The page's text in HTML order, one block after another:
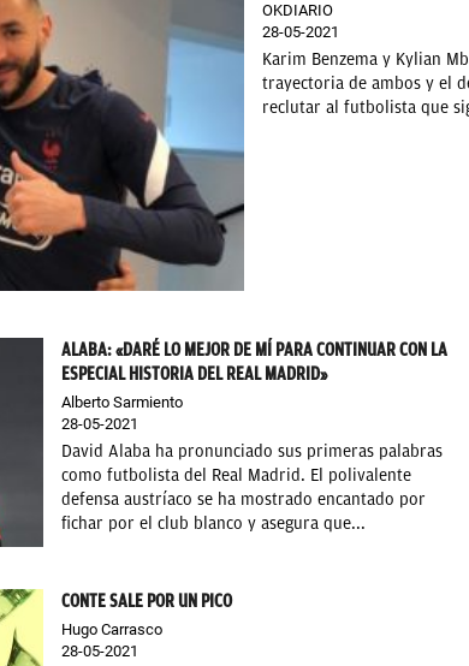
OKDIARIO
28-05-2021
Karim Benzema y Kylian
trayectoria de ambos y el
reclutar al futbolista que
ALABA: «DARÉ LO MEJOR DE MÍ PARA CONTINUAR CON LA
ESPECIAL HISTORIA DEL REAL MADRID»
Alberto Sarmiento
28-05-2021
David Alaba ha pronunciado sus primeras palabras
como futbolista del Real Madrid. El polivalente
defensa austríaco se ha mostrado encantado por
fichar por el club blanco y asegura que...
CONTE SALE POR UN PICO
Hugo Carrasco
28-05-2021